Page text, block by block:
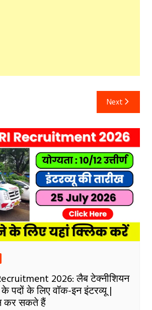
Next
2026: लैब टेक्नीशियन
पदों के लिए वॉक-इन इंटरव्यू |
कर सकते हैं